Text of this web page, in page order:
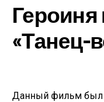
«Танец-
Данный фильм был